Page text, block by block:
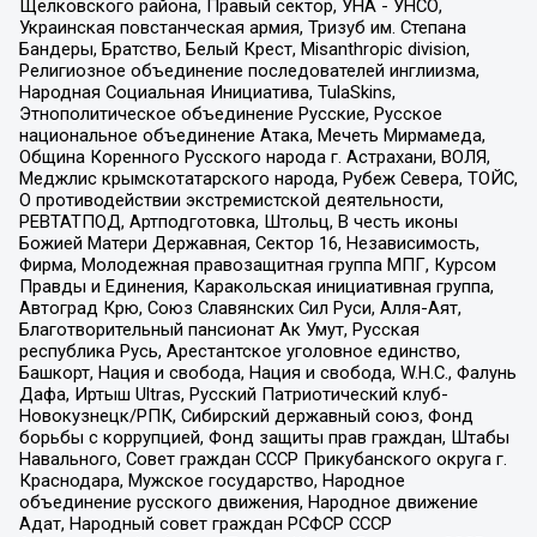
Щелковского района, Правый сектор, УНА - УНСО,
Украинская повстанческая армия, Тризуб им. Степана
Бандеры, Братство, Белый Крест, Misanthropic division,
Религиозное объединение последователей инглиизма,
Народная Социальная Инициатива, TulaSkins,
Этнополитическое объединение Русские, Русское
национальное объединение Атака, Мечеть Мирмамеда,
Община Коренного Русского народа г. Астрахани, ВОЛЯ,
Меджлис крымскотатарского народа, Рубеж Севера, ТОЙС,
О противодействии экстремистской деятельности,
РЕВТАТПОД, Артподготовка, Штольц, В честь иконы
Божией Матери Державная, Сектор 16, Независимость,
Фирма, Молодежная правозащитная группа МПГ, Курсом
Правды и Единения, Каракольская инициативная группа,
Автоград Крю, Союз Славянских Сил Руси, Алля-Аят,
Благотворительный пансионат Ак Умут, Русская
республика Русь, Арестантское уголовное единство,
Башкорт, Нация и свобода, Нация и свобода, W.H.С., Фалунь
Дафа, Иртыш Ultras, Русский Патриотический клуб-
Новокузнецк/РПК, Сибирский державный союз, Фонд
борьбы с коррупцией, Фонд защиты прав граждан, Штабы
Навального, Совет граждан СССР Прикубанского округа г.
Краснодара, Мужское государство, Народное
объединение русского движения, Народное движение
Адат, Народный совет граждан РСФСР СССР